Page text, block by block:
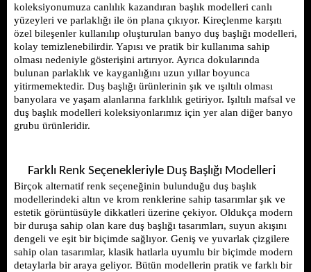
koleksiyonumuza canlılık kazandıran başlık modelleri canlı
yüzeyleri ve parlaklığı ile ön plana çıkıyor. Kireçlenme karşıtı
özel bileşenler kullanılıp oluşturulan banyo duş başlığı modelleri,
kolay temizlenebilirdir. Yapısı ve pratik bir kullanıma sahip
olması nedeniyle gösterişini artırıyor. Ayrıca dokularında
bulunan parlaklık ve kayganlığını uzun yıllar boyunca
yitirmemektedir. Duş başlığı ürünlerinin şık ve ışıltılı olması
banyolara ve yaşam alanlarına farklılık getiriyor. Işıltılı mafsal ve
duş başlık modelleri koleksiyonlarımız için yer alan diğer banyo
grubu ürünleridir.
Farklı Renk Seçenekleriyle Duş Başlığı Modelleri
Birçok alternatif renk seçeneğinin bulunduğu duş başlık
modellerindeki altın ve krom renklerine sahip tasarımlar şık ve
estetik görüntüsüyle dikkatleri üzerine çekiyor. Oldukça modern
bir duruşa sahip olan kare duş başlığı tasarımları, suyun akışını
dengeli ve eşit bir biçimde sağlıyor. Geniş ve yuvarlak çizgilere
sahip olan tasarımlar, klasik hatlarla uyumlu bir biçimde modern
detaylarla bir araya geliyor. Bütün modellerin pratik ve farklı bir